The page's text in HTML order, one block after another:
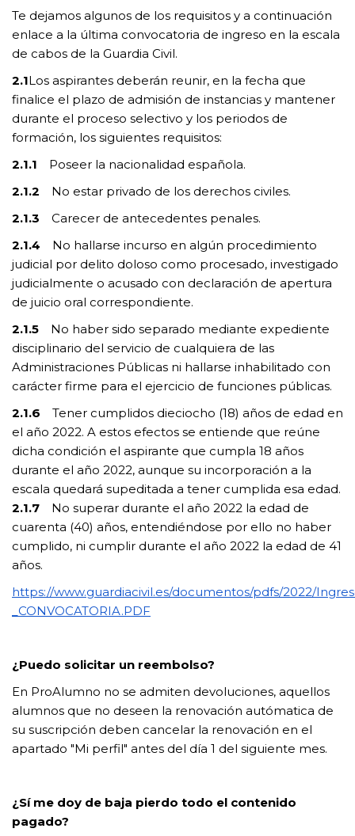
Te dejamos algunos de los requisitos y a continuación
enlace a la última convocatoria de ingreso en la escala
de cabos de la Guardia Civil.
2.1Los aspirantes deberán reunir, en la fecha que
finalice el plazo de admisión de instancias y mantener
durante el proceso selectivo y los periodos de
formación, los siguientes requisitos:
2.1.1 Poseer la nacionalidad española.
2.1.2 No estar privado de los derechos civiles.
2.1.3 Carecer de antecedentes penales.
2.1.4 No hallarse incurso en algún procedimiento
judicial por delito doloso como procesado, investigado
judicialmente o acusado con declaración de apertura
de juicio oral correspondiente.
2.1.5 No haber sido separado mediante expediente
disciplinario del servicio de cualquiera de las
Administraciones Públicas ni hallarse inhabilitado con
carácter firme para el ejercicio de funciones públicas.
2.1.6 Tener cumplidos dieciocho (18) años de edad en
el año 2022. A estos efectos se entiende que reúne
dicha condición el aspirante que cumpla 18 años
durante el año 2022, aunque su incorporación a la
escala quedará supeditada a tener cumplida esa edad.
2.1.7 No superar durante el año 2022 la edad de
cuarenta (40) años, entendiéndose por ello no haber
cumplido, ni cumplir durante el año 2022 la edad de 41
años.
https://www.guardiacivil.es/documentos/pdfs/2022/
_CONVOCATORIA.PDF
¿Puedo solicitar un reembolso?
En ProAlumno no se admiten devoluciones, aquellos
alumnos que no deseen la renovación autómatica de
su suscripción deben cancelar la renovación en el
apartado "Mi perfil" antes del día 1 del siguiente mes.
¿Sí me doy de baja pierdo todo el contenido
pagado?